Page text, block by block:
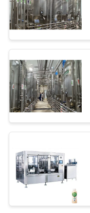
PRIVACY
POLICY